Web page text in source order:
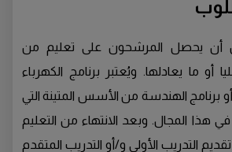
أن يحصل المرشحون على تعليم من
أو ما يعادلها. ويُعتبر برنامج الكهرباء
أو برنامج الهندسة من الأسس المتينة التي
هذا المجال. وبعد الانتهاء من التعليم
التدريب الأولي و/أو التدريب المتقدم